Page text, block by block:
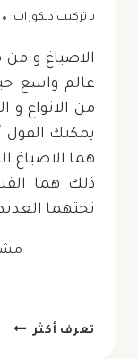
بـ تركيب ديكورات
الاصباغ و
عالم واسع
من الانواع و
يمكنك القول
هما الاصباغ
ذلك هما
تحتهما
تعرف أكثر مقاول